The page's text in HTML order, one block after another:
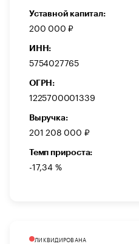
Уставной капитал:
200 000 ₽
ИНН:
5754027765
ОГРН:
1225700001339
Выручка:
201 208 000 ₽
Темп прироста:
-17,34 %
ЛИКВИДИРОВАНА